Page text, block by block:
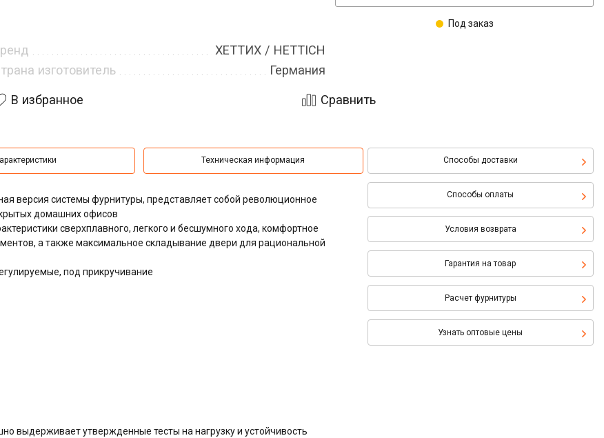
ХЕТТИХ / HETTICH
изготовитель
Германия
Под заказ
В избранное Сравнить
Техническая информация Способы доставки
Способы оплаты
Условия возврата
Гарантия на товар
Расчет фурнитуры
Узнать оптовые цены
версия системы фурнитуры, представляет собой революционное
домашних офисов
сверхплавного, легкого и бесшумного хода, комфортное
а также максимальное складывание двери для рациональной
под прикручивание
выдерживает утвержденные тесты на нагрузку и устойчивость